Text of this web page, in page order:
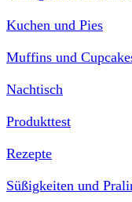
Kuchen und Pies
Muffins und
Nachtisch
Produkttest
Rezepte
Süßigkeiten und